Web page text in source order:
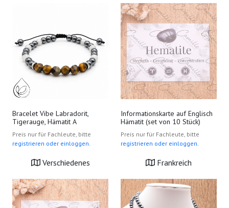
Bracelet Vibe Labradorit,
Tigerauge, Hämatit A
Preis nur für Fachleute, bitte
registrieren oder einloggen.
Verschiedenes
Informationskarte auf Englisch
Hämatit (set von 10 Stück)
Preis nur für Fachleute, bitte
registrieren oder einloggen.
Frankreich